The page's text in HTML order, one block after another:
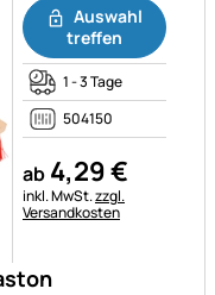
Auswahl
treffen
1 - 3 Tage
504150
ab 4,29€
Steuerhinweis:
inkl. MwSt.zzgl.
Versandkosten